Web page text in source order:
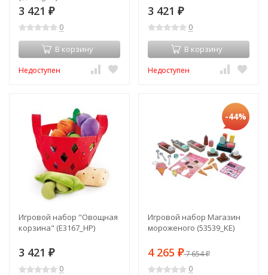
3 421 ₽
0
В корзину
Недоступен
3 421 ₽
0
В корзину
Недоступен
Игровой набор "Овощная
корзина" (E3167_HP)
3 421 ₽
0
-44%
Игровой набор Магазин
мороженого (53539_KE)
4 265 ₽7 654₽
0